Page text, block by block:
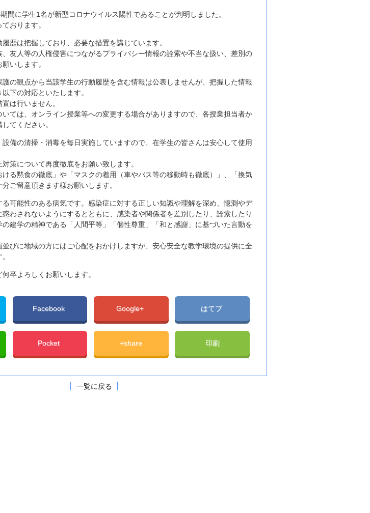
間に学生1名が新型コロナウイルス陽性であることが判明しました。
おります。
歴は把握しており、必要な措置を講じています。
、友人等の人権侵害につながるプライバシー情報の詮索や不当な扱い、差別の
いします。
護の観点から当該学生の行動履歴を含む情報は公表しませんが、把握した情報
下の対応といたします。
は行いません。
いては、オンライン授業等への変更する場合がありますので、各授業担当者か
てください。
備の清掃・消毒を毎日実施していますので、在学生の皆さんは安心して使用
策について再度徹底をお願い致します。
る黙食の徹底」や「マスクの着用（車やバス等の移動時も徹底）」、「換気
ご留意頂きます様お願いします。
る可能性のある病気です。感染症に対する正しい知識や理解を深め、憶測やデ
わされないようにするとともに、感染者や関係者を差別したり、詮索したり
建学の精神である「人間平等」「個性尊重」「和と感謝」に基づいた言動を
びに地域の方にはご心配をおかけしますが、安心安全な教学環境の提供に全
卒よろしくお願いします。
Facebook Google+ はてブ
Pocket +share 印刷
一覧に戻る